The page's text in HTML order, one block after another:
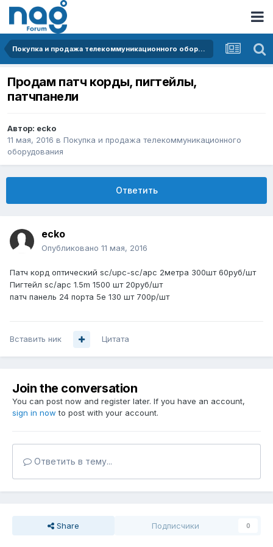
Покупка и продажа телекоммуникационного оборудования
Продам патч корды, пигтейлы,
патчпанели
Автор: ecko
11 мая, 2016 в Покупка и продажа телекоммуникационного
оборудования
Ответить
ecko
Опубликовано 11 мая, 2016
Патч корд оптический sc/upc-sc/apc 2метра 300шт 60руб/шт
Пигтейл sc/apc 1.5m 1500 шт 20руб/шт
патч панель 24 порта 5e 130 шт 700р/шт
Вставить ник Цитата
Join the conversation
You can post now and register later. If you have an account,
sign in now to post with your account.
Ответить в тему...
Share Подписчики 0